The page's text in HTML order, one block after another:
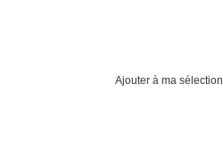
Ajouter à ma sélection